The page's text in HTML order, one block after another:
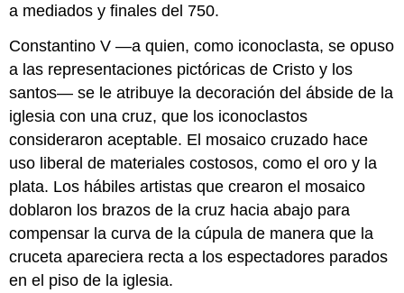
a mediados y finales del 750.
Constantino V —a quien, como iconoclasta, se opuso
a las representaciones pictóricas de Cristo y los
santos— se le atribuye la decoración del ábside de la
iglesia con una cruz, que los iconoclastos
consideraron aceptable. El mosaico cruzado hace
uso liberal de materiales costosos, como el oro y la
plata. Los hábiles artistas que crearon el mosaico
doblaron los brazos de la cruz hacia abajo para
compensar la curva de la cúpula de manera que la
cruceta apareciera recta a los espectadores parados
en el piso de la iglesia.